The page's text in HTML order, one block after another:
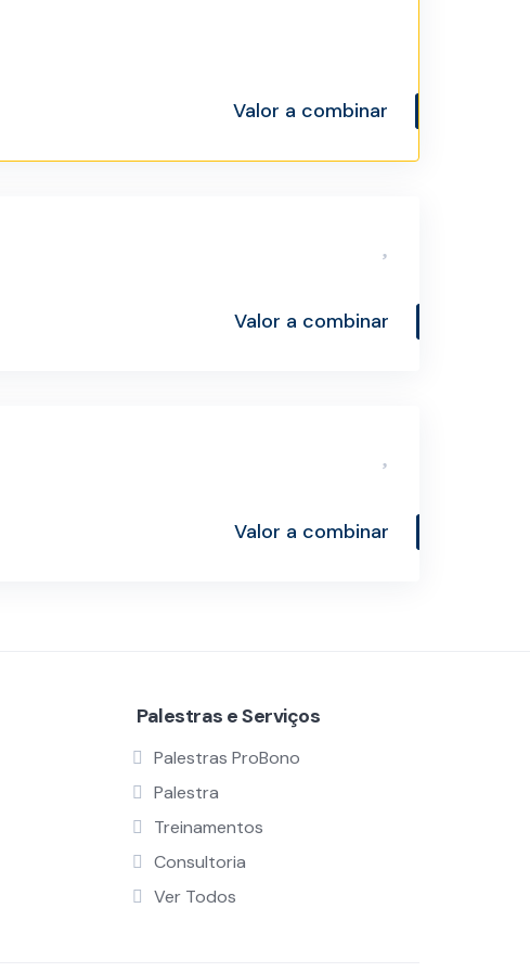
Valor a combinar
Valor a combinar
Valor a combinar
Palestras e Serviços
Palestras ProBono
Palestra
Treinamentos
Consultoria
Ver Todos